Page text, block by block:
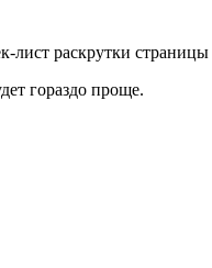
лист раскрутки
гораздо проще.